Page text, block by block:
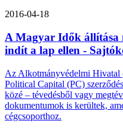
2016-04-18
A Magyar Idők állítása
indít a lap ellen -
Az Alkotmányvédelmi Hivatal
Political Capital (PC)
közé – tévedésből vagy
dokumentumok is kerültek,
cégcsoporthoz.